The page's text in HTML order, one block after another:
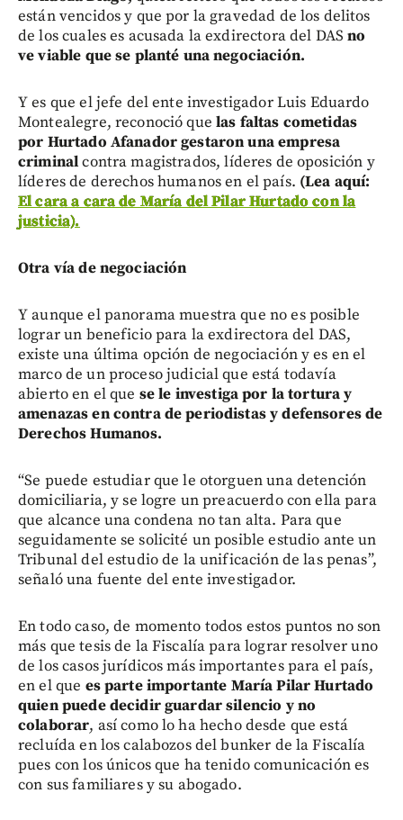
están vencidos y que por la gravedad de los delitos
de los cuales es acusada la exdirectora del DASno
ve viable que se planté una negociación.
Y es que el jefe del ente investigador Luis Eduardo
Montealegre, reconoció que las faltas cometidas
por Hurtado Afanador gestaron una empresa
criminalcontra magistrados, líderes de oposición y
líderes de derechos humanos en el país. (Lea aquí:
El cara a cara de María del Pilar Hurtado con la
justicia).
Otra vía de negociación
Y aunque el panorama muestra que no es posible
lograr un beneficio para la exdirectora del DAS,
existe una última opción de negociación y es en el
marco de un proceso judicial que está todavía
abierto en el que se le investiga por la tortura y
amenazas en contra de periodistas y defensores de
Derechos Humanos.
“Se puede estudiar que le otorguen una detención
domiciliaria, y se logre un preacuerdo con ella para
que alcance una condena no tan alta. Para que
seguidamente se solicité un posible estudio ante un
Tribunal del estudio de la unificación de las penas”,
señaló una fuente del ente investigador.
En todo caso, de momento todos estos puntos no son
más que tesis de la Fiscalía para lograr resolver uno
de los casos jurídicos más importantes para el país,
en el que es parte importante María Pilar Hurtado
quien puede decidir guardar silencio y no
colaborar, así como lo ha hecho desde que está
recluída en los calabozos del bunker de la Fiscalía
pues con los únicos que ha tenido comunicación es
con sus familiares y su abogado.